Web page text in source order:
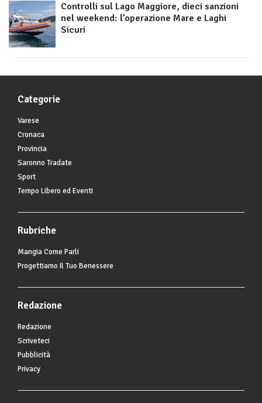
Controlli sul Lago Maggiore, dieci sanzioni
nel weekend: l’operazione Mare e Laghi
Sicuri
Categorie
Varese
Cronaca
Provincia
Saronno Tradate
Sport
Tempo Libero ed Eventi
Rubriche
Mangia Come Parli
Progettiamo Il Tuo Benessere
Redazione
Redazione
Scriveteci
Pubblicità
Privacy